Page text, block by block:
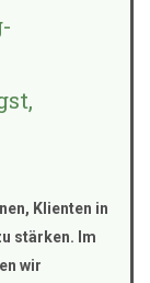
Klienten in
stärken. Im
wir